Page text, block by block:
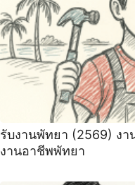
รับงานพัทยา (2569) ️งา
งานอาชีพพัทยา